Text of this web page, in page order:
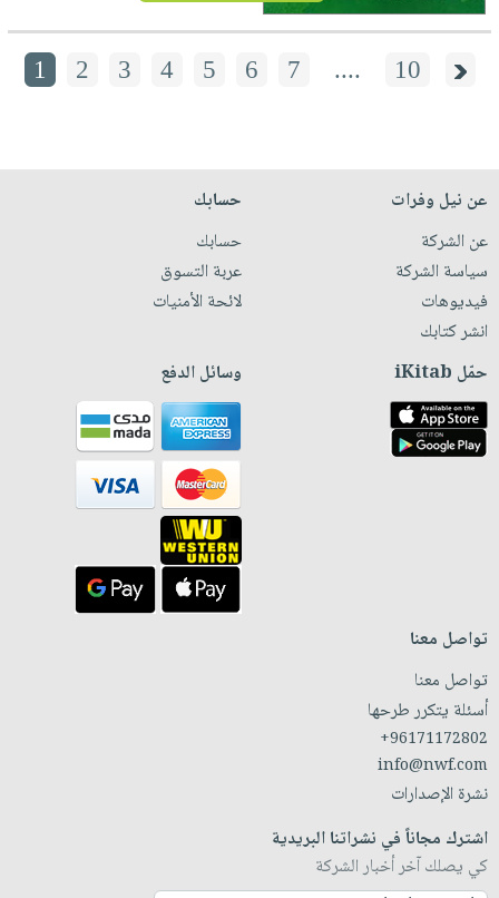
1 2 3 4 5 6 7 .... 10
عن نيل وفرات
عن الشركة
سياسة الشركة
فيديوهات
انشر كتابك
حسابك
حسابك
عربة التسوق
لائحة الأمنيات
حمّل iKitab وسائل الدفع
تواصل معنا
تواصل معنا
أسئلة يتكرر طرحها
+96171172802
info@nwf.com
نشرة الإصدارات
اشترك مجاناً في نشراتنا البريدية
كي يصلك آخر أخبار الشركة